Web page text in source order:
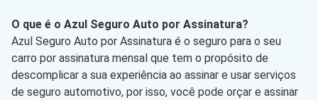
O que é o Azul Seguro Auto por Assinatura?
Azul Seguro Auto por Assinatura é o seguro para o seu
carro por assinatura mensal que tem o propósito de
descomplicar a sua experiência ao assinar e usar serviços
de seguro automotivo, por isso, você pode orçar e assinar